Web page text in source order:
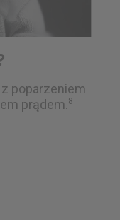
poparzeniem
prądem. 8